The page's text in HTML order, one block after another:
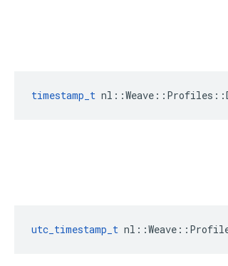
timestamp_t
utc_timestamp_t